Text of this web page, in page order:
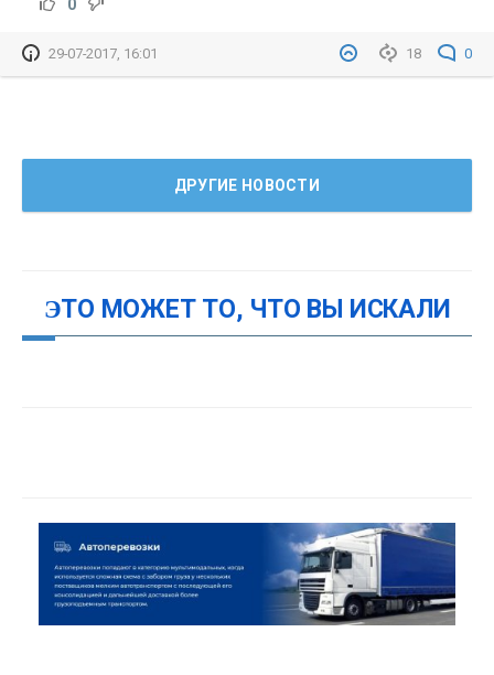
0
18 0
29-07-2017, 16:01
ДРУГИЕ НОВОСТИ
ЭТО МОЖЕТ ТО, ЧТО ВЫ ИСКАЛИ